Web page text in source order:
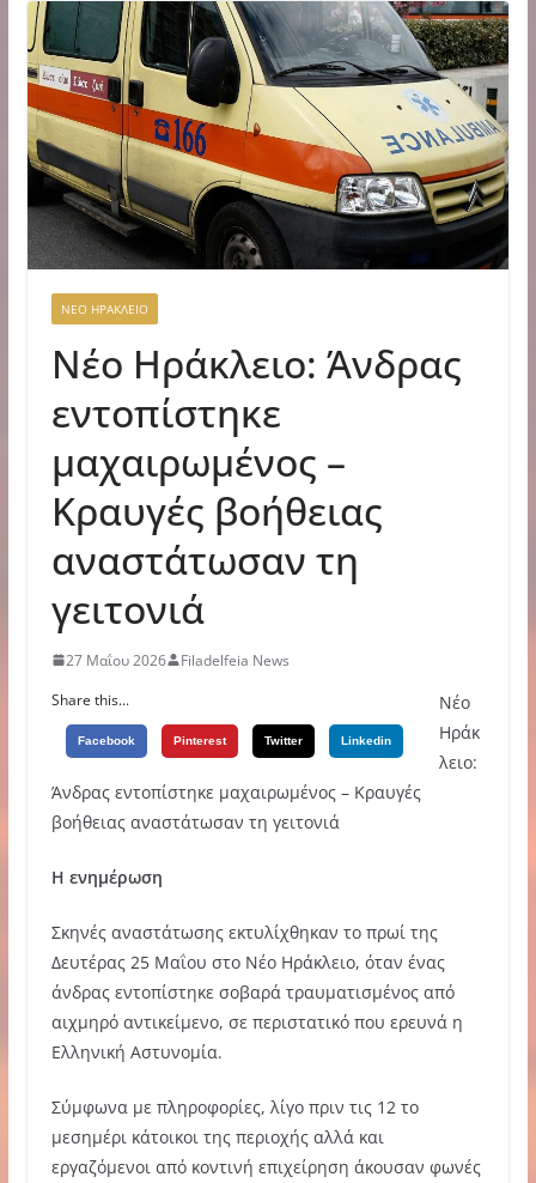
ΝΕΟ ΗΡΑΚΛΕΙΟ
Νέο Ηράκλειο: Άνδρας
εντοπίστηκε
μαχαιρωμένος –
Κραυγές βοήθειας
αναστάτωσαν τη
γειτονιά
27 Μαΐου 2026
Filadelfeia News
Share this...
Facebook Pinterest Twitter Linkedin
Νέο
Ηράκ
λειο:
Άνδρας εντοπίστηκε μαχαιρωμένος – Κραυγές
βοήθειας αναστάτωσαν τη γειτονιά
Η ενημέρωση
Σκηνές αναστάτωσης εκτυλίχθηκαν το πρωί της
Δευτέρας 25 Μαΐου στο Νέο Ηράκλειο, όταν ένας
άνδρας εντοπίστηκε σοβαρά τραυματισμένος από
αιχμηρό αντικείμενο, σε περιστατικό που ερευνά η
Ελληνική Αστυνομία.
Σύμφωνα με πληροφορίες, λίγο πριν τις 12 το
μεσημέρι κάτοικοι της περιοχής αλλά και
εργαζόμενοι από κοντινή επιχείρηση άκουσαν φωνές